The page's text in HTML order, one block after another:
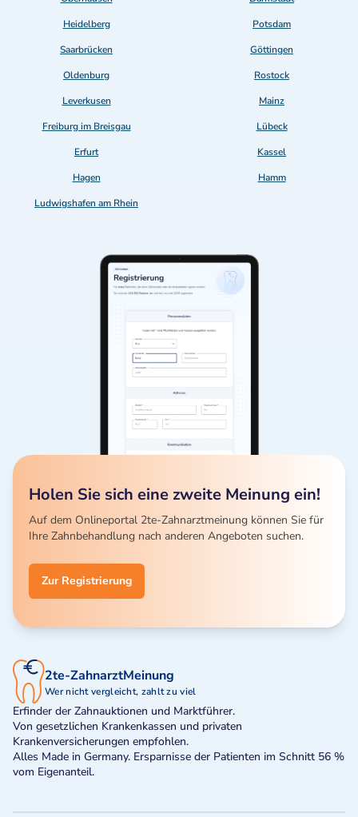
Heidelberg
Potsdam
Saarbrücken
Göttingen
Oldenburg
Rostock
Leverkusen
Mainz
Freiburg im Breisgau
Lübeck
Erfurt
Kassel
Hagen
Hamm
Ludwigshafen am Rhein
Holen Sie sich eine zweite Meinung ein!
Auf dem Onlineportal 2te-Zahnarztmeinung können Sie für
Ihre Zahnbehandlung nach anderen Angeboten suchen.
Zur Registrierung
2te-ZahnarztMeinung
Wer nicht vergleicht, zahlt zu viel
Erfinder der Zahnauktionen und Marktführer.
Von gesetzlichen Krankenkassen und privaten
Krankenversicherungen empfohlen.
Alles Made in Germany. Ersparnisse der Patienten im Schnitt 56 %
vom Eigenanteil.